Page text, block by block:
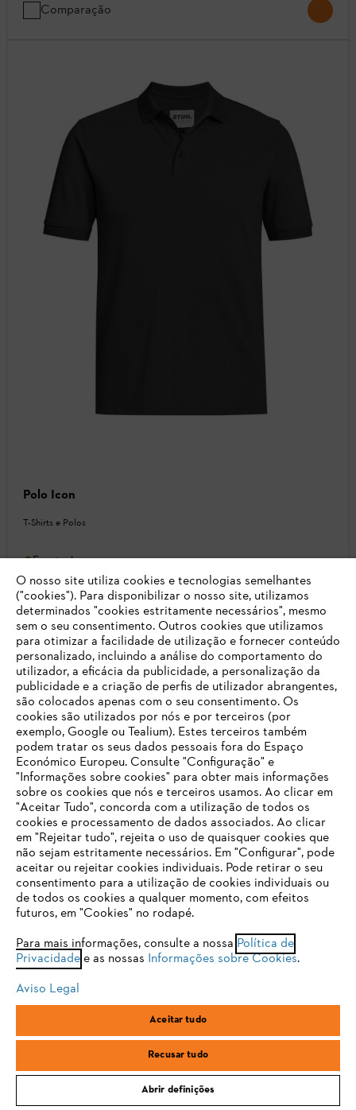
Comparação
Polo Icon
T-Shirts e Polos
Em stock
39,90 €
Comparação
O SEU NAVEGADOR NÃO SUPORTA
ESTE WEBSITE
Está utilizar um navegador que ainda não suportamos. Para
obter o melhor uso de nosso site, recomendamos que altere
para um dos seguintes navegadores:
firefox chrome
safari edge
O nosso site utiliza cookies e tecnologias semelhantes
("cookies"). Para disponibilizar o nosso site, utilizamos
determinados "cookies estritamente necessários", mesmo
sem o seu consentimento. Outros cookies que utilizamos
para otimizar a facilidade de utilização e fornecer conteúdo
personalizado, incluindo a análise do comportamento do
utilizador, a eficácia da publicidade, a personalização da
publicidade e a criação de perfis de utilizador abrangentes,
são colocados apenas com o seu consentimento. Os
cookies são utilizados por nós e por terceiros (por
exemplo, Google ou Tealium). Estes terceiros também
podem tratar os seus dados pessoais fora do Espaço
Económico Europeu. Consulte "Configuração" e
"Informações sobre cookies" para obter mais informações
sobre os cookies que nós e terceiros usamos. Ao clicar em
"Aceitar Tudo", concorda com a utilização de todos os
cookies e processamento de dados associados. Ao clicar
em "Rejeitar tudo", rejeita o uso de quaisquer cookies que
não sejam estritamente necessários. Em "Configurar", pode
aceitar ou rejeitar cookies individuais. Pode retirar o seu
consentimento para a utilização de cookies individuais ou
de todos os cookies a qualquer momento, com efeitos
futuros, em "Cookies" no rodapé.
Para mais informações, consulte a nossa Política de
Privacidadee as nossas Informações sobre Cookies.
Aviso Legal
Aceitar tudo
Recusar tudo
Abrir definições